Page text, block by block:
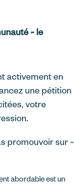
~ le
activement en
une pétition
votre
promouvoir sur ~
abordable est un